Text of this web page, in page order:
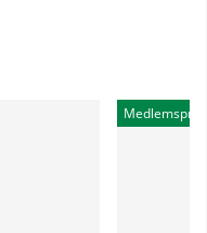
Medlemspris